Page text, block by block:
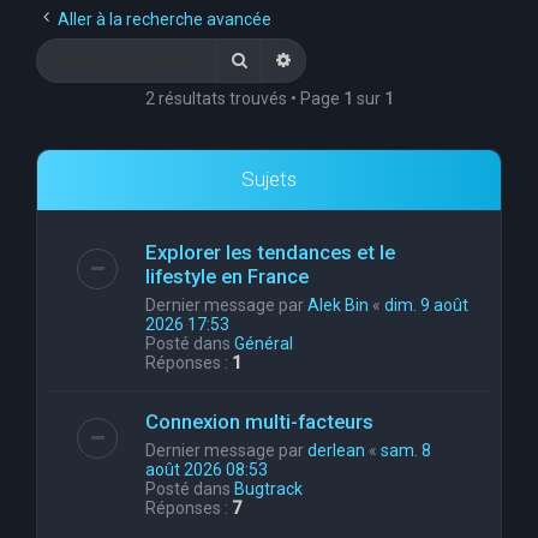
Aller à la recherche avancée
RechercherRecherche avancée
2 résultats trouvés • Page 1 sur 1
Sujets
Explorer les tendances et le
lifestyle en France
Dernier message parAlek Bin « dim. 9 août
2026 17:53
Posté dans Général
Réponses : 1
Connexion multi-facteurs
Dernier message parderlean « sam. 8
août 2026 08:53
Posté dans Bugtrack
Réponses : 7